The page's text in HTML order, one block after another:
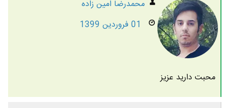
محمدرضا امين زاده
01 فروردین 1399
محبت دارید عزیز